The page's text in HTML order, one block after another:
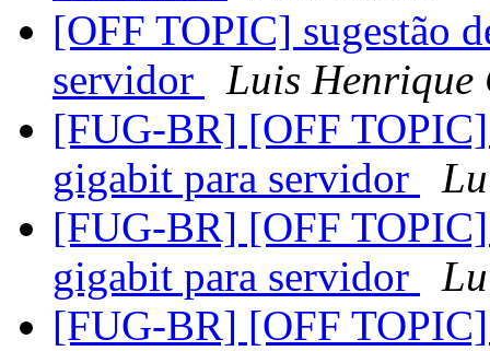
[OFF TOPIC] sugestão
servidor
Luis
[FUG-BR] [OFF TOPIC]
gigabit para servidor
[FUG-BR] [OFF TOPIC]
gigabit para servidor
[FUG-BR] [OFF TOPIC]